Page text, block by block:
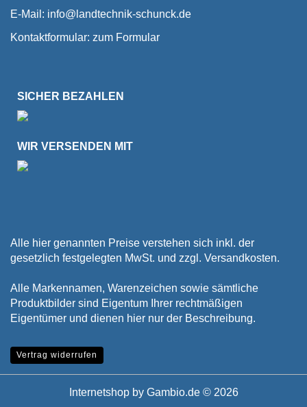
E-Mail: info@landtechnik-schunck.de
Kontaktformular: zum Formular
SICHER BEZAHLEN
WIR VERSENDEN MIT
Alle hier genannten Preise verstehen sich inkl. der
gesetzlich festgelegten MwSt. und zzgl. Versandkosten.
Alle Markennamen, Warenzeichen sowie sämtliche
Produktbilder sind Eigentum Ihrer rechtmäßigen
Eigentümer und dienen hier nur der Beschreibung.
Vertrag widerrufen
Internetshopby Gambio.de © 2026